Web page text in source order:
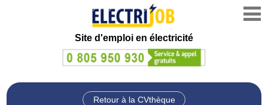
Site d'emploi en électricité
Retour à la CVthèque